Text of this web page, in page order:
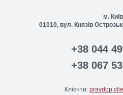
м.
01010, вул. Князів
+38 044
+38 067
Клієнти: